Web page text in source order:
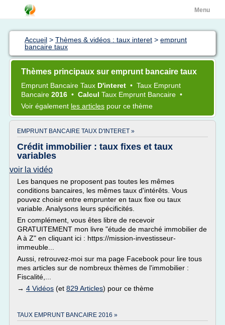
Menu
Accueil > Thèmes & vidéos : taux interet > emprunt
bancaire taux
Thèmes principaux sur emprunt bancaire taux
Emprunt Bancaire Taux D'interet • Taux Emprunt
Bancaire 2016 • Calcul Taux Emprunt Bancaire •
Voir également les articles pour ce thème
EMPRUNT BANCAIRE TAUX D'INTERET »
Crédit immobilier : taux fixes et taux
variables
voir la vidéo
Les banques ne proposent pas toutes les mêmes
conditions bancaires, les mêmes taux d'intérêts. Vous
pouvez choisir entre emprunter en taux fixe ou taux
variable. Analysons leurs spécificités.
En complément, vous êtes libre de recevoir
GRATUITEMENT mon livre "étude de marché immobilier de
A à Z" en cliquant ici : https://mission-investisseur-
immeuble...
Aussi, retrouvez-moi sur ma page Facebook pour lire tous
mes articles sur de nombreux thèmes de l'immobilier :
Fiscalité,...
→ 4 Vidéos (et 829 Articles) pour ce thème
TAUX EMPRUNT BANCAIRE 2016 »